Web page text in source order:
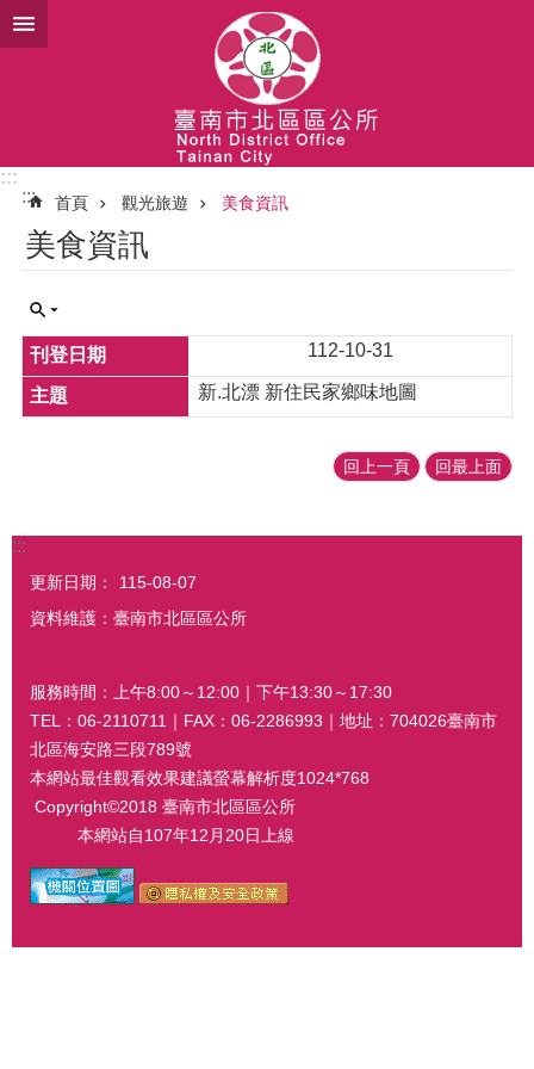
跳到主要內容區塊
:::
:::
首頁 觀光旅遊 美食資訊
美食資訊
112-10-31
新.北漂 新住民家鄉味地圖
回上一頁 回最上面
:::
更新日期：
115-08-07
資料維護：臺南市北區區公所
服務時間：上午8:00～12:00｜下午13:30～17:30
TEL：06-2110711｜FAX：06-2286993｜地址：704026臺南市
北區海安路三段789號
本網站最佳觀看效果建議螢幕解析度1024*768
Copyright©2018 臺南市北區區公所
本網站自107年12月20日上線